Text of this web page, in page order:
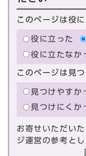
このページは役
役に立った
役に立たなか
このページは見
見つけやすか
見つけにくか
お寄せいただい
ジ運営の参考とし